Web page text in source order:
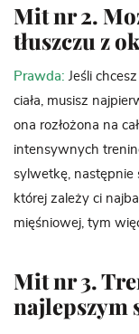
Mit nr 2.
tłuszczu z
Prawda: Jeśli
ciała, musisz
ona rozłożona na
intensywnych
sylwetkę, następnie
której zależy ci
mięśniowej, tym
Mit nr 3.
najlepszym